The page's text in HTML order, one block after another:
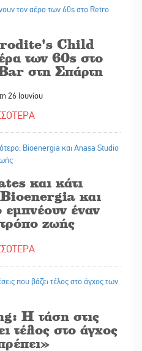
Child
των 60s στο
στη Σπάρτη
26 Ιουνίου
και κάτι
και
έναν
ζωής
Η τάση στις
τέλος στο άγχος